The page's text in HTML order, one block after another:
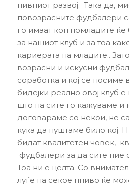
нивниот развој. Така да,
повозрасните фудбалери
го имаат кон помладите ќе
за нашиот клуб и за тоа
кариерата на младите..
возрасни и искусни
соработка и кој се носиме
бидејки реално овој клуб
што на сите го кажуваме и
договараме со некои, не
кука да пуштаме било кој.
бидат квалитетен човек,
фудбалери за да сите ние
Тоа ни е целта. Со
луѓе на секое нниво ќе